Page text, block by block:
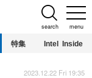
menu
search
特集 Intel Inside
2023.12.22 Fri 19:35